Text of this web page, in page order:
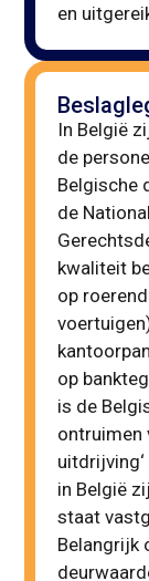
en
In België
de
Belgische
de
kwaliteit
op
op
is de
ontruimen
in België
staat
Belangrijk